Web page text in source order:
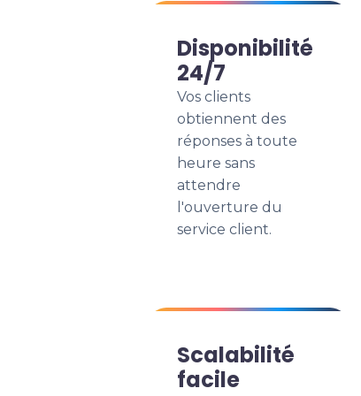
Disponibilité
24/7
Vos clients
obtiennent des
réponses à toute
heure sans
attendre
l'ouverture du
service client.
Scalabilité
facile